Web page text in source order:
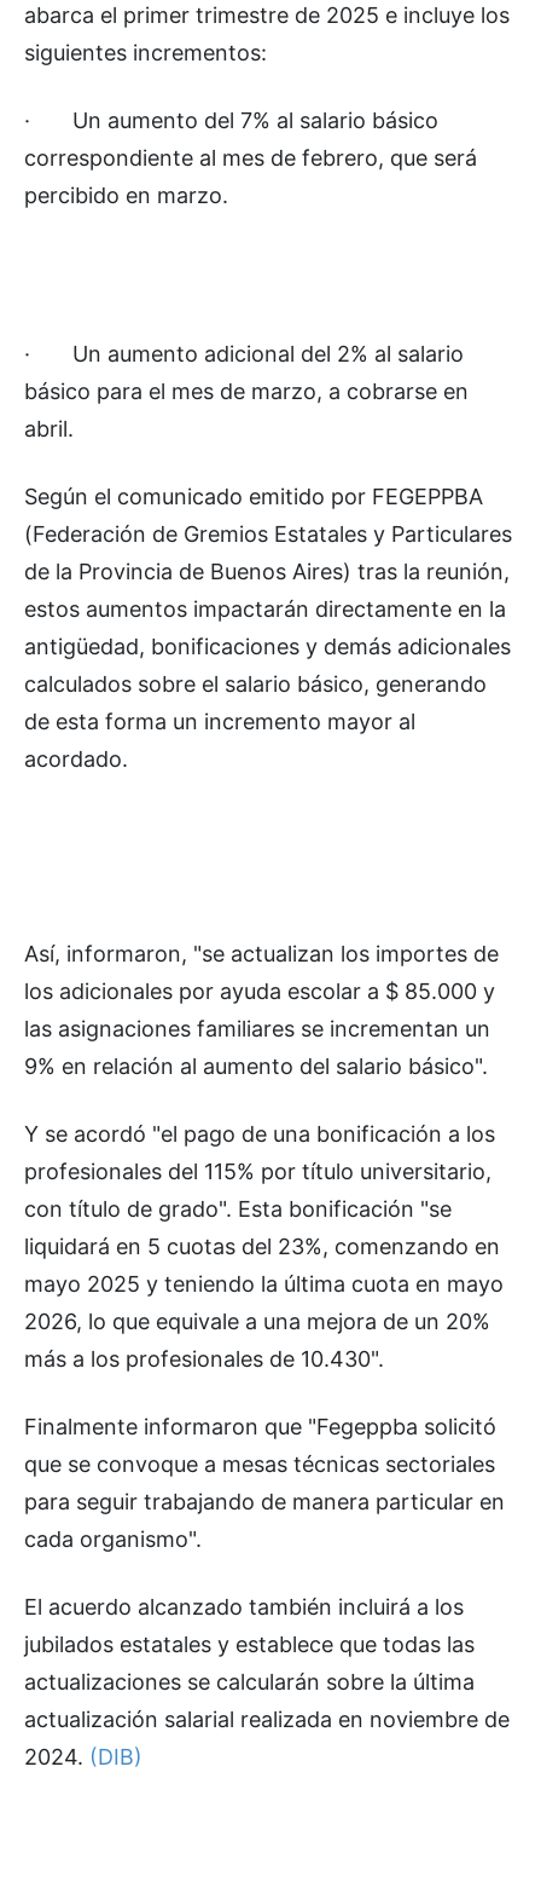
abarca el primer trimestre de 2025 e incluye los
siguientes incrementos:
·
Un aumento del 7% al salario básico
correspondiente al mes de febrero, que será
percibido en marzo.
·
Un aumento adicional del 2% al salario
básico para el mes de marzo, a cobrarse en
abril.
Según el comunicado emitido por FEGEPPBA
(Federación de Gremios Estatales y Particulares
de la Provincia de Buenos Aires) tras la reunión,
estos aumentos impactarán directamente en la
antigüedad, bonificaciones y demás adicionales
calculados sobre el salario básico, generando
de esta forma un incremento mayor al
acordado.
Así, informaron, "se actualizan los importes de
los adicionales por ayuda escolar a $ 85.000 y
las asignaciones familiares se incrementan un
9% en relación al aumento del salario básico".
Y se acordó "el pago de una bonificación a los
profesionales del 115% por título universitario,
con título de grado". Esta bonificación "se
liquidará en 5 cuotas del 23%, comenzando en
mayo 2025 y teniendo la última cuota en mayo
2026, lo que equivale a una mejora de un 20%
más a los profesionales de 10.430".
Finalmente informaron que "Fegeppba solicitó
que se convoque a mesas técnicas sectoriales
para seguir trabajando de manera particular en
cada organismo".
El acuerdo alcanzado también incluirá a los
jubilados estatales y establece que todas las
actualizaciones se calcularán sobre la última
actualización salarial realizada en noviembre de
2024. (DIB)